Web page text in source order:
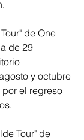
de One
de 29
y octubre
el regreso
Tour" de